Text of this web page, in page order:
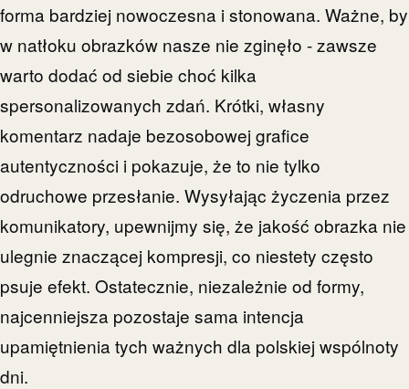
forma bardziej nowoczesna i stonowana. Ważne, by
w natłoku obrazków nasze nie zginęło - zawsze
warto dodać od siebie choć kilka
spersonalizowanych zdań. Krótki, własny
komentarz nadaje bezosobowej grafice
autentyczności i pokazuje, że to nie tylko
odruchowe przesłanie. Wysyłając życzenia przez
komunikatory, upewnijmy się, że jakość obrazka nie
ulegnie znaczącej kompresji, co niestety często
psuje efekt. Ostatecznie, niezależnie od formy,
najcenniejsza pozostaje sama intencja
upamiętnienia tych ważnych dla polskiej wspólnoty
dni.